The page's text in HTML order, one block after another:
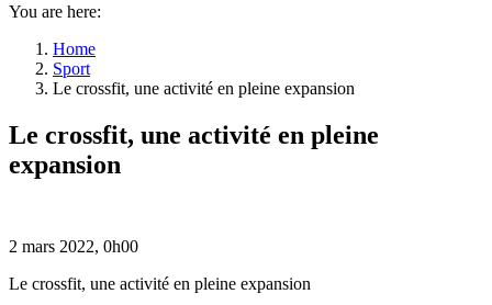
You are here:
Home
Sport
Le crossfit, une activité en pleine expansion
Le crossfit, une activité en pleine
expansion
2 mars 2022, 0h00
Le crossfit, une activité en pleine expansion